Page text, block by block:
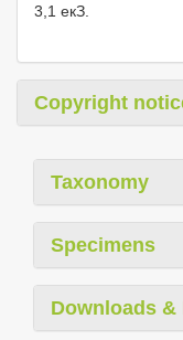
3,1 екЗ.
Copyright
Taxonomy
Specimens
Downloads &